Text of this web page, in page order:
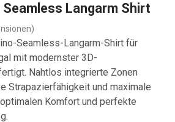
Seamless Langarm Shirt
Seamless-Langarm-Shirt für
mit modernster 3D-
Nahtlos integrierte Zonen
Strapazierfähigkeit und maximale
Komfort und perfekte